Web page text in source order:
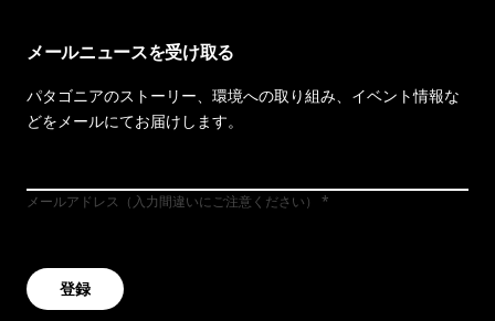
メールニュースを受け取る
パタゴニアのストーリー、環境への取り組み、イベント情報な
どをメールにてお届けします。
メールアドレス（入力間違いにご注意ください）
登録